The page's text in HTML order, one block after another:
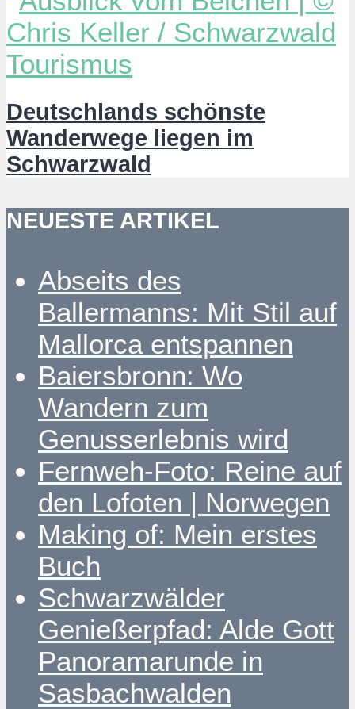
Deutschlands schönste
Wanderwege liegen im
Schwarzwald
NEUESTE ARTIKEL
Abseits des
Ballermanns: Mit Stil auf
Mallorca entspannen
Baiersbronn: Wo
Wandern zum
Genusserlebnis wird
Fernweh-Foto: Reine auf
den Lofoten | Norwegen
Making of: Mein erstes
Buch
Schwarzwälder
Genießerpfad: Alde Gott
Panoramarunde in
Sasbachwalden